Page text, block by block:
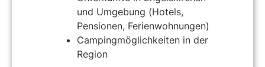
und Umgebung (Hotels,
Pensionen, Ferienwohnungen)
Campingmöglichkeiten in der
Region